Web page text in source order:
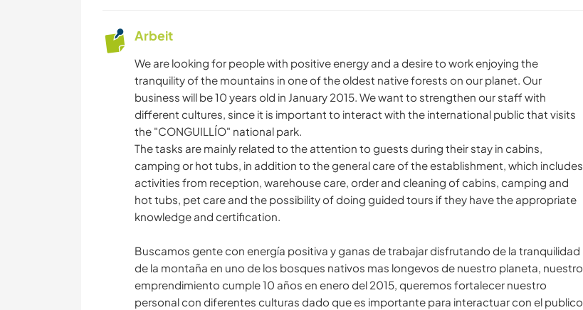
Arbeit
We are looking for people with positive energy and a desire to work enjoying the
tranquility of the mountains in one of the oldest native forests on our planet. Our
business will be 10 years old in January 2015. We want to strengthen our staff with
different cultures, since it is important to interact with the international public that visits
the "CONGUILLÍO" national park.
The tasks are mainly related to the attention to guests during their stay in cabins,
camping or hot tubs, in addition to the general care of the establishment, which includes
activities from reception, warehouse care, order and cleaning of cabins, camping and
hot tubs, pet care and the possibility of doing guided tours if they have the appropriate
knowledge and certification.
Buscamos gente con energía positiva y ganas de trabajar disfrutando de la tranquilidad
de la montaña en uno de los bosques nativos mas longevos de nuestro planeta, nuestro
emprendimiento cumple 10 años en enero del 2015, queremos fortalecer nuestro
personal con diferentes culturas dado que es importante para interactuar con el publico